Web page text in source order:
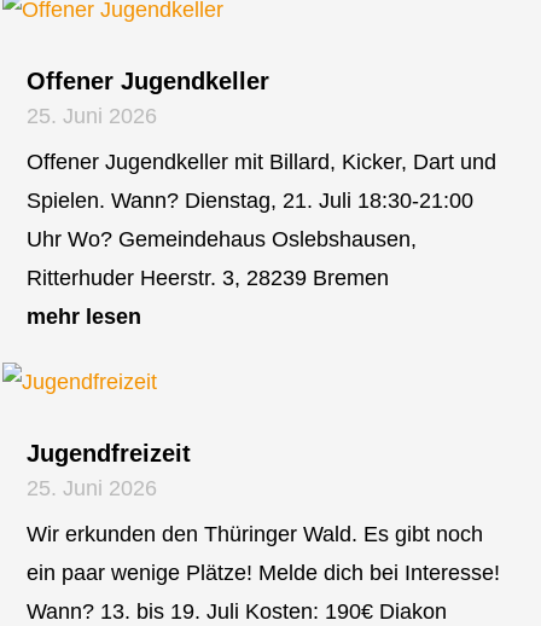
Offener Jugendkeller
25. Juni 2026
Offener Jugendkeller mit Billard, Kicker, Dart und
Spielen. Wann? Dienstag, 21. Juli 18:30-21:00
Uhr Wo? Gemeindehaus Oslebshausen,
Ritterhuder Heerstr. 3, 28239 Bremen
mehr lesen
Jugendfreizeit
25. Juni 2026
Wir erkunden den Thüringer Wald. Es gibt noch
ein paar wenige Plätze! Melde dich bei Interesse!
Wann? 13. bis 19. Juli Kosten: 190€ Diakon